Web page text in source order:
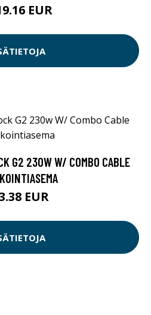
EUR
G2 230W W/ COMBO CABLE
EUR